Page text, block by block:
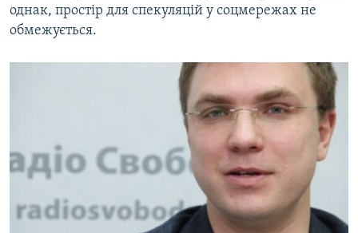
однак, простір для спекуляцій у соцмережах не
обмежується.